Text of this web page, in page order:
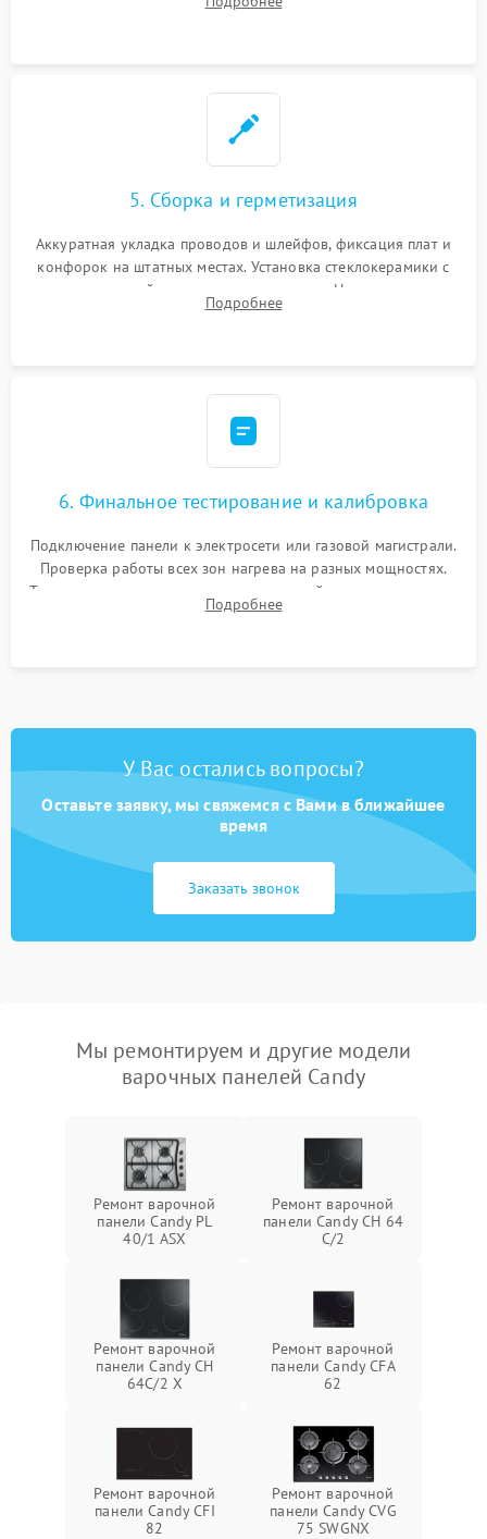
дорожек. Очистка контактов и замена поврежденной
5. Сборка и герметизация
Аккуратная укладка проводов и шлейфов, фиксация плат и
конфорок на штатных местах. Установка стеклокерамики с
проверкой равномерности зазоров. Нанесение
термостойкого герметика или укладка уплотнительной
Подробнее
6. Финальное тестирование и калибровка
Подключение панели к электросети или газовой магистрали.
Проверка работы всех зон нагрева на разных мощностях.
Тестирование сенсорного управления, таймера, индикаторов
остаточного тепла и систем защиты от перегрева.
Подробнее
У Вас остались вопросы?
Оставьте заявку, мы свяжемся с Вами в ближайшее
время
Заказать звонок
Мы ремонтируем и другие модели
варочных панелей Candy
Ремонт варочной
панели Candy PL
40/1 ASX
Ремонт варочной
панели Candy CH 64
C/2
Ремонт варочной
панели Candy CH
64C/2 X
Ремонт варочной
панели Candy CFA
62
Ремонт варочной
панели Candy CFI
82
Ремонт варочной
панели Candy CVG
75 SWGNX